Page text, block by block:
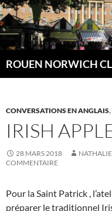
Aller
au
contenu
ROUEN NORWICH
CONVERSATIONS EN ANGLAIS,
IRISH
28 MARS 2018
COMMENTAIRE
Pour la Saint Patrick ,
préparer le traditionnel